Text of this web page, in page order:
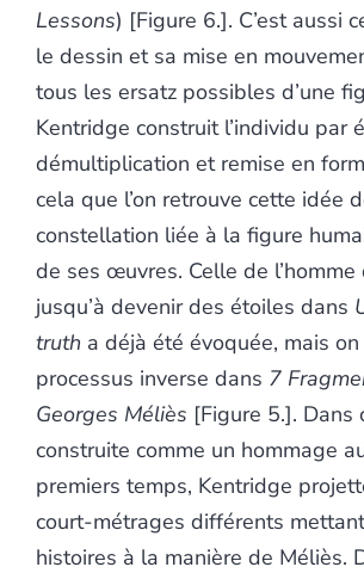
Lessons) [Figure 6.]. C’est aussi
le dessin et sa mise en
tous les ersatz possibles d’une
Kentridge construit l’individu par
démultiplication et remise en
cela que l’on retrouve cette idée
constellation liée à la figure
de ses œuvres. Celle de l’homme
jusqu’à devenir des étoiles dans
truth a déjà été évoquée, mais
processus inverse dans 7
Georges Méliès [Figure 5.]. Dans
construite comme un hommage
premiers temps, Kentridge
court-métrages différents
histoires à la manière de Méliès.